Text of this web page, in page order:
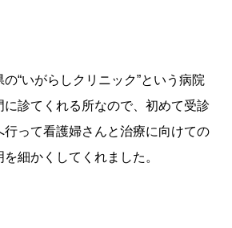
“いがらしクリニック”という病院
に診てくれる所なので、初めて受診
行って看護婦さんと治療に向けての
細かくしてくれました。